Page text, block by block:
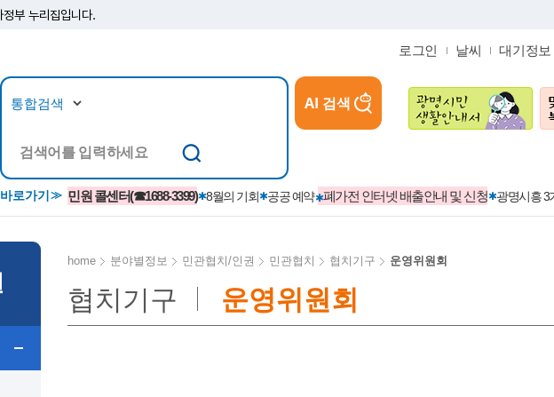
부 누리집입니다.
로그인 날씨 대기정보
AI 검색
바로가기 민원 콜센터(☎1688-3399) 8월의 기회 공공 예약 폐가전 인터넷 배출안내 및 신청 광명시흥 3
소식지/카카오톡플러스친구
반상회보
법무행정
민원/참여
민원조정제도
사전심사청구제
발급 받을 수 있는 증명
지역경제활성화/교육/일자리
교육정보
평생학습원
교복지원금 신청
home 분야별정보 민관협치/인권 민관협치 협치기구 운영위원회
협치기구 운영위원회